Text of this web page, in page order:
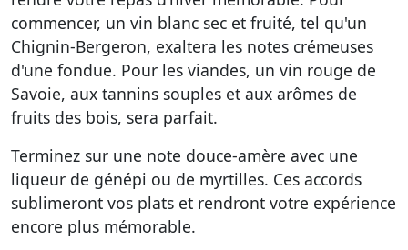
commencer, un vin blanc sec et fruité, tel qu'un
Chignin-Bergeron, exaltera les notes crémeuses
d'une fondue. Pour les viandes, un vin rouge de
Savoie, aux tannins souples et aux arômes de
fruits des bois, sera parfait.
Terminez sur une note douce-amère avec une
liqueur de génépi ou de myrtilles. Ces accords
sublimeront vos plats et rendront votre expérience
encore plus mémorable.